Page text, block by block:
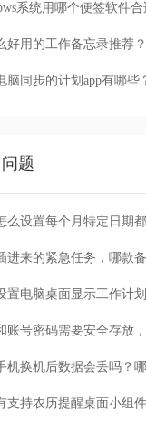
系统用哪个便签软件合
好用的工作备忘录推荐？
脑同步的计划app有哪些
题
么设置每个月特定日期
置电脑桌面显示工作计